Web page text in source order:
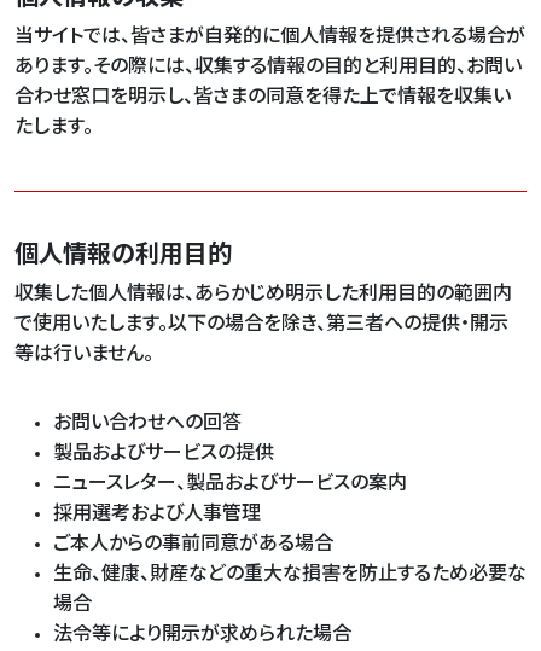
当サイトでは、皆さまが自発的に個人情報を提供される場合が
あります。その際には、収集する情報の目的と利用目的、お問い
合わせ窓口を明示し、皆さまの同意を得た上で情報を収集い
たします。
個人情報の利用目的
収集した個人情報は、あらかじめ明示した利用目的の範囲内
で使用いたします。以下の場合を除き、第三者への提供・開示
等は行いません。
お問い合わせへの回答
製品およびサービスの提供
ニュースレター、製品およびサービスの案内
採用選考および人事管理
ご本人からの事前同意がある場合
生命、健康、財産などの重大な損害を防止するため必要な
場合
法令等により開示が求められた場合